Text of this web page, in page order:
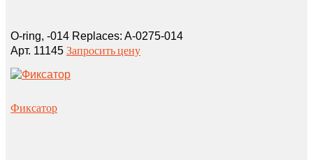
O‑ring, ‑014 Replaces: A‑0275‑014
Арт. 11145 Запросить цену
Фиксатор